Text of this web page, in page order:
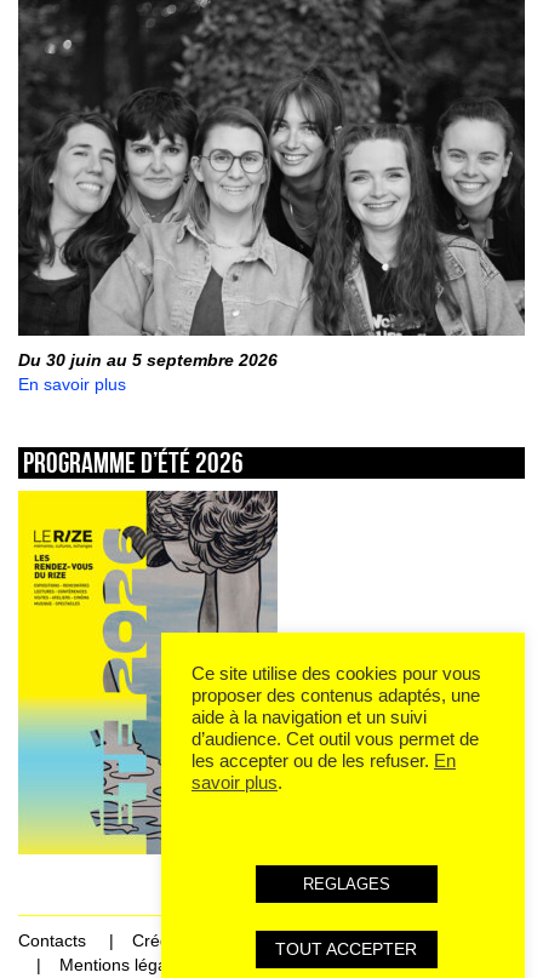
Du 30 juin au 5 septembre 2026
En savoir plus
Programme d’été 2026
Contacts
Crédits
Mentions légales et données personnelles
Ce site utilise des cookies pour vous
proposer des contenus adaptés, une
aide à la navigation et un suivi
d’audience. Cet outil vous permet de
les accepter ou de les refuser. En
savoir plus.
REGLAGES
TOUT ACCEPTER